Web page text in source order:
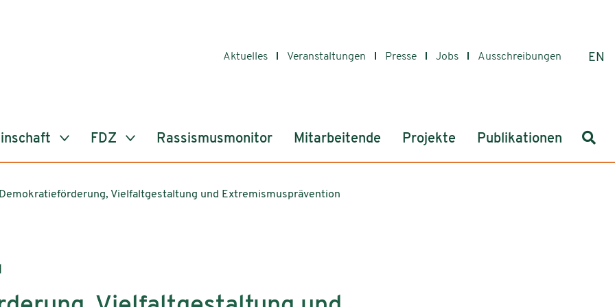
Aktuelles Veranstaltungen Presse Jobs Ausschreibungen EN
FDZ Rassismusmonitor Mitarbeitende Projekte Publikationen
Demokratieförderung, Vielfaltgestaltung und Extremismusprävention